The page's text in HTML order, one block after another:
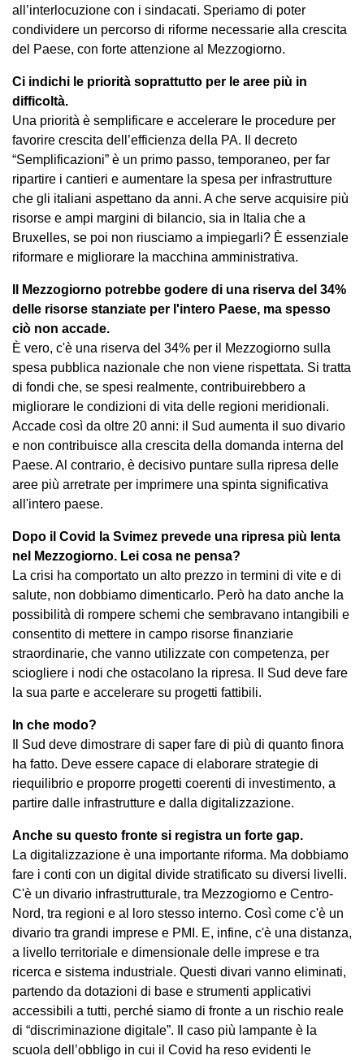
all’interlocuzione con i sindacati. Speriamo di poter
condividere un percorso di riforme necessarie alla crescita
del Paese, con forte attenzione al Mezzogiorno.
Ci indichi le priorità soprattutto per le aree più in
difficoltà.
Una priorità è semplificare e accelerare le procedure per
favorire crescita dell’efficienza della PA. Il decreto
“Semplificazioni” è un primo passo, temporaneo, per far
ripartire i cantieri e aumentare la spesa per infrastrutture
che gli italiani aspettano da anni. A che serve acquisire più
risorse e ampi margini di bilancio, sia in Italia che a
Bruxelles, se poi non riusciamo a impiegarli? È essenziale
riformare e migliorare la macchina amministrativa.
Il Mezzogiorno potrebbe godere di una riserva del 34%
delle risorse stanziate per l'intero Paese, ma spesso
ciò non accade.
È vero, c'è una riserva del 34% per il Mezzogiorno sulla
spesa pubblica nazionale che non viene rispettata. Si tratta
di fondi che, se spesi realmente, contribuirebbero a
migliorare le condizioni di vita delle regioni meridionali.
Accade così da oltre 20 anni: il Sud aumenta il suo divario
e non contribuisce alla crescita della domanda interna del
Paese. Al contrario, è decisivo puntare sulla ripresa delle
aree più arretrate per imprimere una spinta significativa
all'intero paese.
Dopo il Covid la Svimez prevede una ripresa più lenta
nel Mezzogiorno. Lei cosa ne pensa?
La crisi ha comportato un alto prezzo in termini di vite e di
salute, non dobbiamo dimenticarlo. Però ha dato anche la
possibilità di rompere schemi che sembravano intangibili e
consentito di mettere in campo risorse finanziarie
straordinarie, che vanno utilizzate con competenza, per
sciogliere i nodi che ostacolano la ripresa. Il Sud deve fare
la sua parte e accelerare su progetti fattibili.
In che modo?
Il Sud deve dimostrare di saper fare di più di quanto finora
ha fatto. Deve essere capace di elaborare strategie di
riequilibrio e proporre progetti coerenti di investimento, a
partire dalle infrastrutture e dalla digitalizzazione.
Anche su questo fronte si registra un forte gap.
La digitalizzazione è una importante riforma. Ma dobbiamo
fare i conti con un digital divide stratificato su diversi livelli.
C'è un divario infrastrutturale, tra Mezzogiorno e Centro-
Nord, tra regioni e al loro stesso interno. Così come c'è un
divario tra grandi imprese e PMI. E, infine, c'è una distanza,
a livello territoriale e dimensionale delle imprese e tra
ricerca e sistema industriale. Questi divari vanno eliminati,
partendo da dotazioni di base e strumenti applicativi
accessibili a tutti, perché siamo di fronte a un rischio reale
di “discriminazione digitale”. Il caso più lampante è la
scuola dell’obbligo in cui il Covid ha reso evidenti le